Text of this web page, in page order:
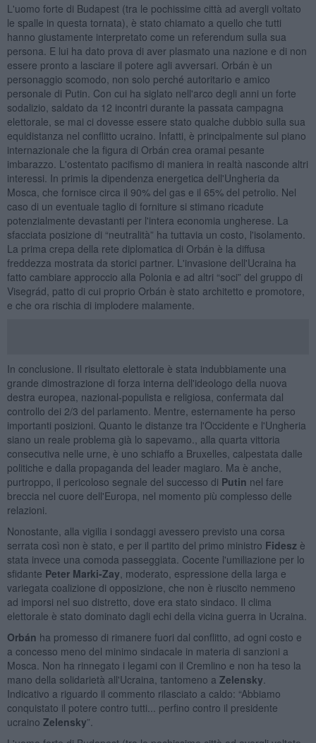
L'uomo forte di Budapest (tra le pochissime città ad avergli voltato
le spalle in questa tornata), è stato chiamato a quello che tutti
hanno giustamente interpretato come un referendum sulla sua
persona. E lui ha dato prova di aver plasmato una nazione e di non
essere pronto a lasciare il potere agli avversari. Orbán è un
personaggio scomodo, non solo perché autoritario e amico
personale di Putin. Con cui ha siglato nell'arco degli anni un forte
sodalizio, saldato da 12 incontri durante la passata campagna
elettorale, se mai ci dovesse essere stato qualche dubbio sulla sua
equidistanza nel conflitto ucraino. Infatti, è principalmente sul piano
internazionale che la figura di Orbán crea oramai pesante
imbarazzo. L'ostentato pacifismo di maniera in realtà nasconde altri
interessi. In primis la dipendenza energetica dell'Ungheria da
Mosca, che fornisce circa il 90% del gas e il 65% del petrolio. Nel
caso di un eventuale taglio di forniture si stimano ricadute
potenzialmente devastanti per l'intera economia ungherese. La
sfacciata posizione di “neutralità” ha tuttavia un costo, l'isolamento.
La prima crepa della rete diplomatica di Orbán è la diffusa
freddezza mostrata da storici partner. L'invasione dell'Ucraina ha
fatto cambiare approccio alla Polonia e ad altri “soci” del gruppo di
Visegrád, patto di cui proprio Orbán è stato architetto e promotore,
e che ora rischia di implodere malamente.
In conclusione. Il risultato elettorale è stata indubbiamente una
grande dimostrazione di forza interna dell'ideologo della nuova
destra europea, nazional-populista e religiosa, confermata dal
controllo dei 2/3 del parlamento. Mentre, esternamente ha perso
importanti posizioni. Quanto le distanze tra l'Occidente e l'Ungheria
siano un reale problema già lo sapevamo., alla quarta vittoria
consecutiva nelle urne, è uno schiaffo a Bruxelles, calpestata dalle
politiche e dalla propaganda del leader magiaro. Ma è anche,
purtroppo, il pericoloso segnale del successo di Putin nel fare
breccia nel cuore dell'Europa, nel momento più complesso delle
relazioni.
Nonostante, alla vigilia i sondaggi avessero previsto una corsa
serrata così non è stato, e per il partito del primo ministro Fidesz è
stata invece una comoda passeggiata. Cocente l'umiliazione per lo
sfidante Peter Marki-Zay , moderato, espressione della larga e
variegata coalizione di opposizione, che non è riuscito nemmeno
ad imporsi nel suo distretto, dove era stato sindaco. Il clima
elettorale è stato dominato dagli echi della vicina guerra in Ucraina.
Orbán ha promesso di rimanere fuori dal conflitto, ad ogni costo e
a concesso meno del minimo sindacale in materia di sanzioni a
Mosca. Non ha rinnegato i legami con il Cremlino e non ha teso la
mano della solidarietà all'Ucraina, tantomeno a Zelensky
Indicativo a riguardo il commento rilasciato a caldo: “Abbiamo
conquistato il potere contro tutti... perfino contro il presidente
ucraino Zelensky”.